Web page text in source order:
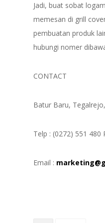
Jadi, buat sobat
memesan di grill
pembuatan produk
hubungi nomer
CONTACT
Batur Baru,
Telp : (0272) 551 480
Email :